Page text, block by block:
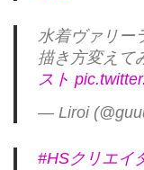
水着ヴァリー
描き方変えて
スト
— Liroi
#HSクリエイ